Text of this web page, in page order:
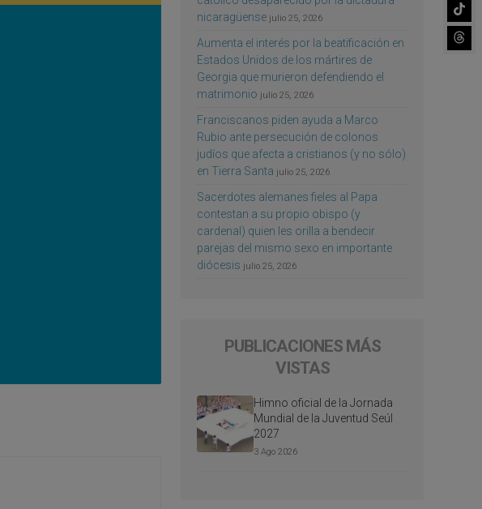
nicaragüense julio 25, 2026
Aumenta el interés por la beatificación en
Estados Unidos de los mártires de
Georgia que murieron defendiendo el
matrimonio julio 25, 2026
Franciscanos piden ayuda a Marco
Rubio ante persecución de colonos
judíos que afecta a cristianos (y no sólo)
en Tierra Santa julio 25, 2026
Sacerdotes alemanes fieles al Papa
contestan a su propio obispo (y
cardenal) quien les orilla a bendecir
parejas del mismo sexo en importante
diócesis julio 25, 2026
PUBLICACIONES MÁS
VISTAS
Himno oficial de la Jornada
Mundial de la Juventud Seúl
2027
3 Ago 2026